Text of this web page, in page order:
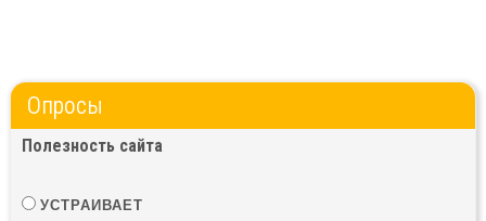
Опросы
Полезность сайта
УСТРАИВАЕТ